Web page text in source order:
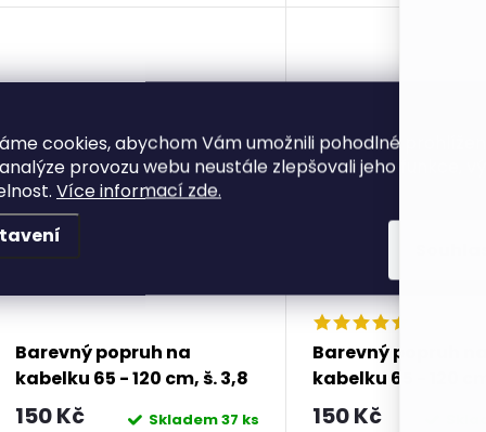
cookies, abychom Vám umožnili pohodlné prohlížení
provozu webu neustále zlepšovali jeho funkce,
Více informací zde.
Barevný popruh na
kabelku 65 - 120 cm, š. 3,8
cm, varianta 8
150 Kč Skladem37 ks
Barevný popruh na
kabelku 65 - 120
cm, varianta 9
150 Kč